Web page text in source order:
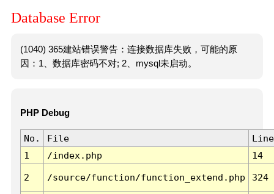
Database Error
(1040) 365建站错误警告：连接数据库失败，可能的原
因：1、数据库密码不对; 2、mysql未启动。
PHP Debug
No. File
Line
1
/index.php 14
2 /source/function/function_extend.php 324